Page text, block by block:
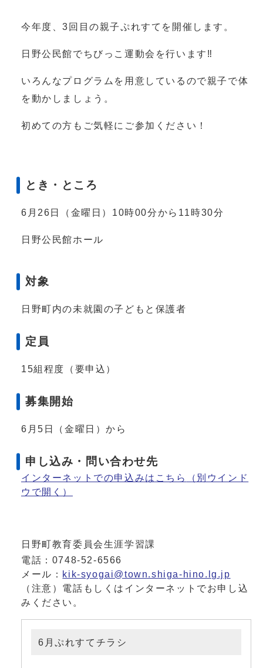
今年度、3回目の親子ぷれすてを開催します。
日野公民館でちびっこ運動会を行います‼
いろんなプログラムを用意しているので親子で体
を動かしましょう。
初めての方もご気軽にご参加ください！
とき・ところ
6月26日（金曜日）10時00分から11時30分
日野公民館ホール
対象
日野町内の未就園の子どもと保護者
定員
15組程度（要申込）
募集開始
6月5日（金曜日）から
申し込み・問い合わせ先
インターネットでの申込みはこちら
（別ウインド
ウで開く）
日野町教育委員会生涯学習課
電話：0748-52-6566
メール： kik-syogai@town.shiga-hino.lg.jp
（注意）電話もしくはインターネットでお申し込
みください。
6月ぷれすてチラシ